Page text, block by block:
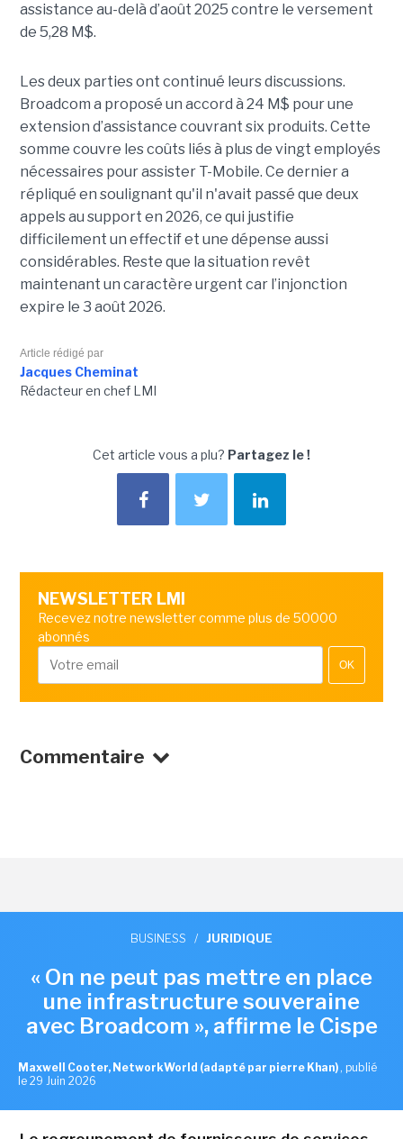
assistance au-delà d’août 2025 contre le versement
de 5,28 M$.
Les deux parties ont continué leurs discussions.
Broadcom a proposé un accord à 24 M$ pour une
extension d’assistance couvrant six produits. Cette
somme couvre les coûts liés à plus de vingt employés
nécessaires pour assister T-Mobile. Ce dernier a
répliqué en soulignant qu'il n'avait passé que deux
appels au support en 2026, ce qui justifie
difficilement un effectif et une dépense aussi
considérables. Reste que la situation revêt
maintenant un caractère urgent car l’injonction
expire le 3 août 2026.
Article rédigé par
Jacques Cheminat
Rédacteur en chef LMI
Cet article vous a plu? Partagez le !
NEWSLETTER LMI
Recevez notre newsletter comme plus de 50000
abonnés
OK
Commentaire
BUSINESS / JURIDIQUE
« On ne peut pas mettre en place
une infrastructure souveraine
avec Broadcom », affirme le Cispe
Maxwell Cooter, NetworkWorld (adapté par pierre Khan) , publié
le 29 Juin 2026